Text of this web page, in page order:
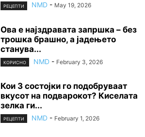
РЕЦЕПТИ NMD - May 19, 2026
Ова е најздравата запршка – без
трошка брашно, а јадењето
станува...
КОРИСНО NMD - February 3, 2026
Кои 3 состојки го подобруваат
вкусот на подварокот? Киселата
зелка ги...
РЕЦЕПТИ NMD - February 1, 2026